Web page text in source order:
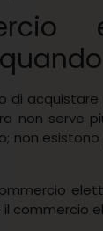
di
non serve
non
il commercio